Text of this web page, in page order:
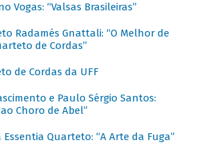
Vogas: “Valsas Brasileiras”
Radamés Gnattali: “O Melhor de
de Cordas”
de Cordas da UFF
e Paulo Sérgio Santos:
Choro de Abel”
Quarteto: “A Arte da Fuga”